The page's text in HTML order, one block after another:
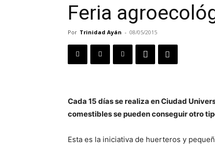
Feria
Por Trinidad Ayán - 08/05/2015
Cada 15 días se realiza en Ciudad
comestibles se pueden conseguir otro
Esta es la iniciativa de huerteros y